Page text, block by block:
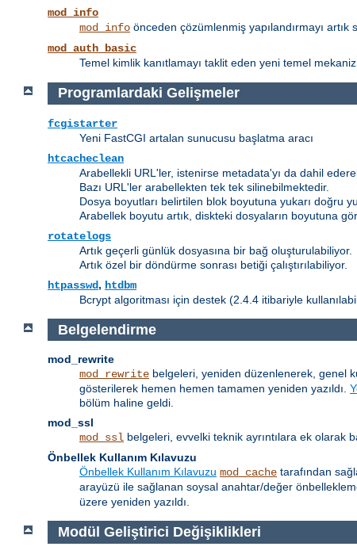
mod_info
mod_info önceden çözümlenmiş yapılandırmayı artık
mod_auth_basic
Temel kimlik kanıtlamayı taklit eden yeni temel
Programlardaki Gelişmeler
fcgistarter
Yeni FastCGI artalan sunucusu başlatma aracı
htcacheclean
Arabellekli URL'ler, istenirse metadata'yı da dahil
Bazı URL'ler arabellekten tek tek silinebilmektedir.
Dosya boyutları belirtilen blok boyutuna yukarı doğru
Arabellek boyutu artık, diskteki dosyaların boyutuna
rotatelogs
Artık geçerli günlük dosyasına bir bağ oluşturulabiliyor.
Artık özel bir döndürme sonrası betiği çalıştırılabiliyor.
htpasswd, htdbm
Bcrypt algoritması için destek (2.4.4 itibariyle
Belgelendirme
mod_rewrite
mod_rewrite belgeleri, yeniden düzenlenerek, genel
gösterilerek hemen hemen tamamen yeniden yazıldı.
bölüm haline geldi.
mod_ssl
mod_ssl belgeleri, evvelki teknik ayrıntılara ek
Önbellek Kullanım Kılavuzu
Önbellek Kullanım Kılavuzu mod_cache tarafından
arayüzü ile sağlanan soysal anahtar/değer
üzere yeniden yazıldı.
Modül Geliştirici Değişiklikleri